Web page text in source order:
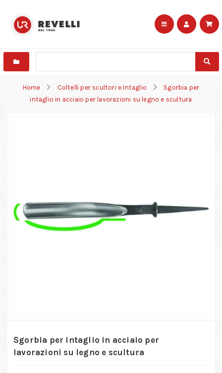
Home Coltelli per scultori e Intaglio
Sgorbia per
intaglio in acciaio per lavorazioni su legno e scultura
Sgorbia per intaglio in acciaio per
lavorazioni su legno e scultura